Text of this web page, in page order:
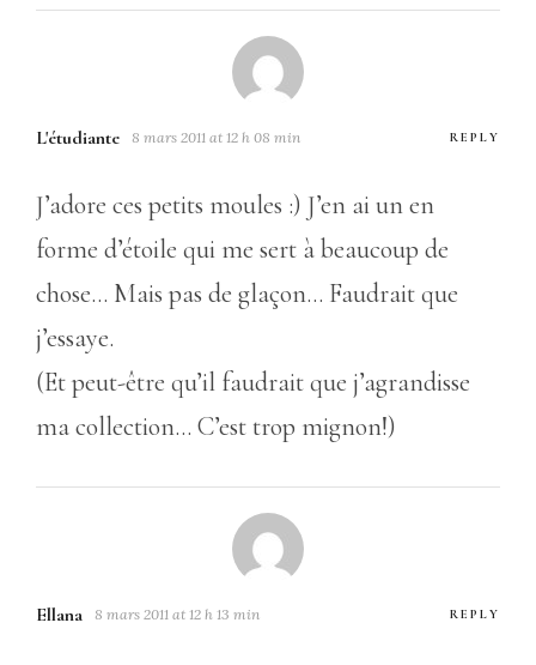
L'étudiante 8 mars 2011 at 12 h 08 min REPLY
J’adore ces petits moules :) J’en ai un en
forme d’étoile qui me sert à beaucoup de
chose… Mais pas de glaçon… Faudrait que
j’essaye.
(Et peut-être qu’il faudrait que j’agrandisse
ma collection… C’est trop mignon!)
Ellana 8 mars 2011 at 12 h 13 min REPLY